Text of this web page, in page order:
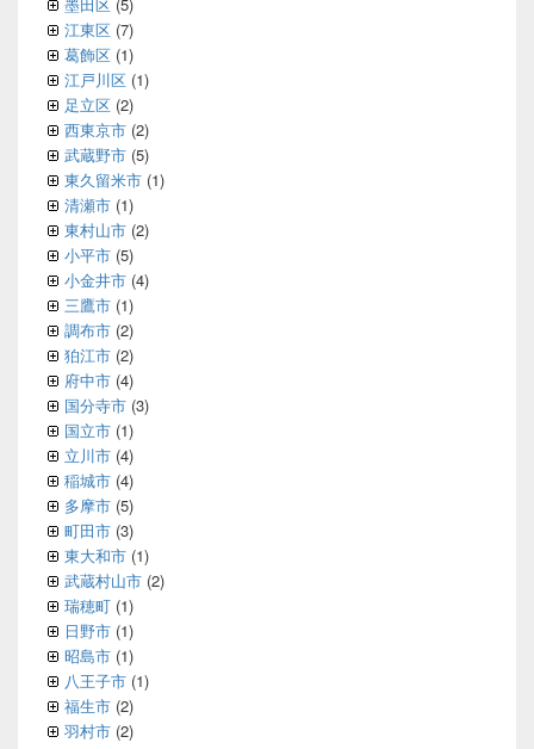
江東区 (7)
葛飾区 (1)
江戸川区 (1)
足立区 (2)
西東京市 (2)
武蔵野市 (5)
東久留米市 (1)
清瀬市 (1)
東村山市 (2)
小平市 (5)
小金井市 (4)
三鷹市 (1)
調布市 (2)
狛江市 (2)
府中市 (4)
国分寺市 (3)
国立市 (1)
立川市 (4)
稲城市 (4)
多摩市 (5)
町田市 (3)
東大和市 (1)
武蔵村山市 (2)
瑞穂町 (1)
日野市 (1)
昭島市 (1)
八王子市 (1)
福生市 (2)
羽村市 (2)